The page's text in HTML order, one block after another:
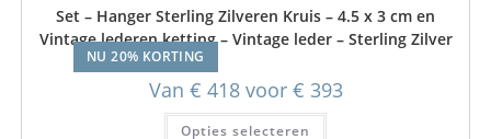
NU 20% KORTING
Set – Hanger Sterling Zilveren Kruis – 4.5 x 3 cm en
Vintage lederen ketting – Vintage leder – Sterling Zilver
Van € 418 voor € 393
Opties selecteren